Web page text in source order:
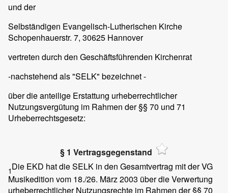
und der
Selbständigen Evangelisch-Lutherischen Kirche
Schopenhauerstr. 7, 30625 Hannover
vertreten durch den Geschäftsführenden Kirchenrat
-nachstehend als "SELK" bezeichnet -
über die anteilige Erstattung urheberrechtlicher
Nutzungsvergütung im Rahmen der §§ 70 und 71
Urheberrechtsgesetz:
§ 1 Vertragsgegenstand
1Die EKD hat die SELK in den Gesamtvertrag mit der VG
Musikedition vom 18./26. März 2003 über die Verwertung
urheberrechtlicher Nutzungsrechte im Rahmen der §§ 70